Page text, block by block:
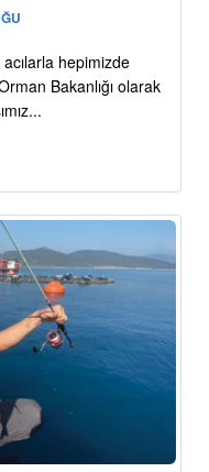
hepimizde
Bakanlığı olarak